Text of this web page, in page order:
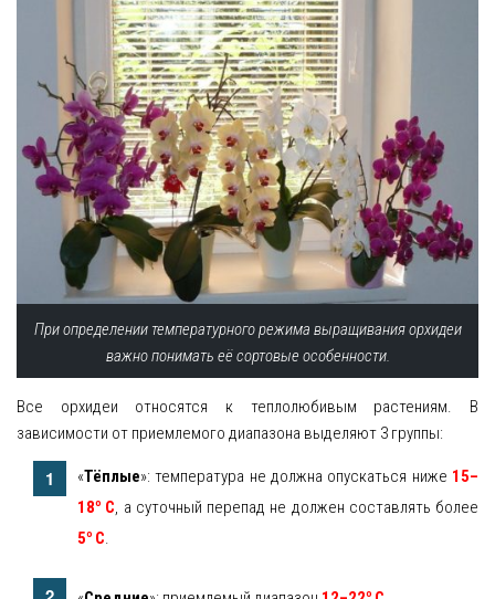
При определении температурного режима выращивания орхидеи
важно понимать её сортовые особенности.
Все орхидеи относятся к теплолюбивым растениям. В
зависимости от приемлемого диапазона выделяют 3 группы:
«Тёплые»: температура не должна опускаться ниже 15–
18о С, а суточный перепад не должен составлять более
5о С.
о